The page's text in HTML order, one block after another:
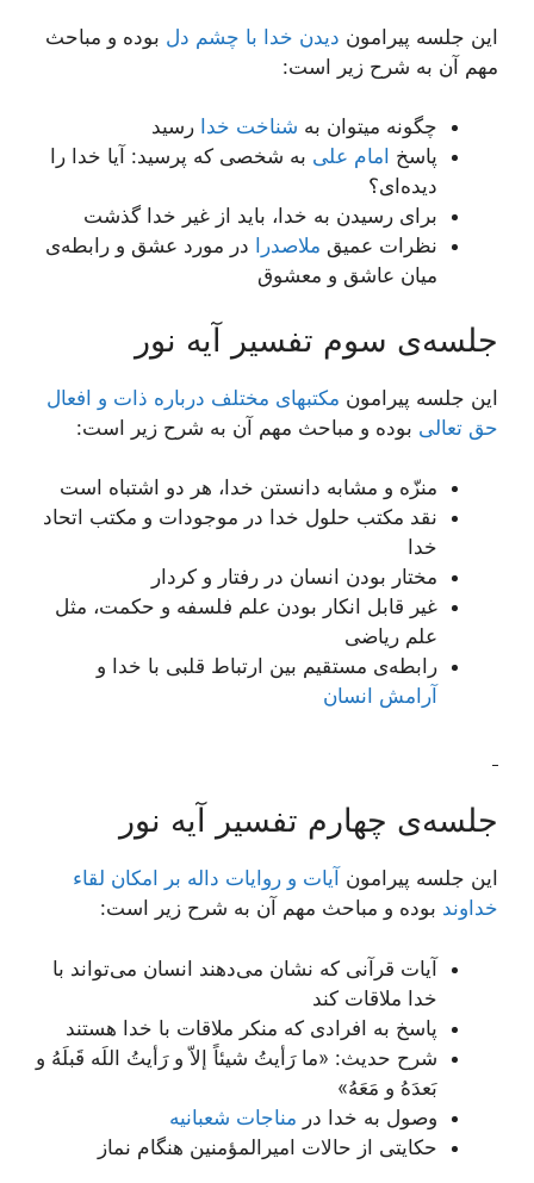
این جلسه پیرامون دیدن خدا با چشم دل بوده و مباحث
مهم آن به شرح زیر است:
چگونه میتوان به شناخت خدا رسید
پاسخ امام علی به شخصی که پرسید: آیا خدا را
دیده‌ای؟
برای رسیدن به خدا، باید از غیر خدا گذشت
نظرات عمیق ملاصدرا
در مورد عشق و رابطه‌ی
میان عاشق و معشوق
جلسه‌ی سوم تفسیر آیه نور
این جلسه پیرامون مكتب‏هاى مختلف درباره ذات و افعال
حق تعالى بوده و مباحث مهم آن به شرح زیر است:
منزّه و مشابه دانستن خدا، هر دو اشتباه است
نقد مکتب حلول خدا در موجودات و مکتب اتحاد
خدا
مختار بودن انسان در رفتار و کردار
غیر قابل انکار بودن علم فلسفه و حکمت، مثل
علم ریاضی
رابطه‌ی مستقیم بین ارتباط قلبی با خدا و
آرامش انسان
جلسه‌ی چهارم تفسیر آیه نور
این جلسه پیرامون آیات و روایات داله بر امكان لقاء
خداوند بوده و مباحث مهم آن به شرح زیر است:
آیات قرآنی که نشان می‌دهند انسان می‌تواند با
خدا ملاقات کند
پاسخ به افرادی که منکر ملاقات با خدا هستند
شرح حدیث: «ما رَأیتُ شیئاً إلاّ و رَأیتُ اللَه قَبلَهُ و
بَعدَهُ و مَعَهُ»
وصول به خدا در مناجات شعبانیه
حکایتی از حالات امیرالمؤمنین هنگام نماز